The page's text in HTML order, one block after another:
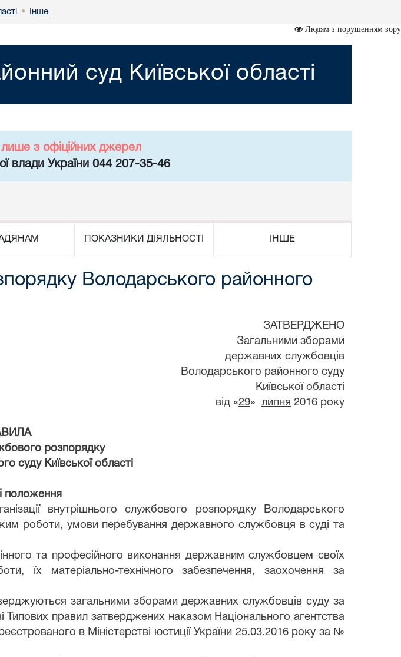
• Інше
Людям з порушенням зору
суд Київської області
з офіційних джерел
влади України 044 207-35-46
ПОКАЗНИКИ ДІЯЛЬНОСТІ ІНШЕ
Володарського районного
ЗАТВЕРДЖЕНО
Загальними зборами
державних службовців
Володарського районного суду
Київської області
від «29» липня 2016 року
розпорядку
суду Київської області
положення
внутрішнього службового розпорядку Володарського
роботи, умови перебування державного службовця в суді та
та професійного виконання державним службовцем своїх
їх матеріально-технічного забезпечення, заохочення за
загальними зборами державних службовців суду за
Типових правил затверджених наказом Національного агентства
в Міністерстві юстиції України 25.03.2016 року за №